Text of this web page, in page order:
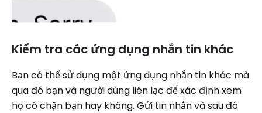
Kiểm tra các ứng dụng nhắn tin khác
Bạn có thể sử dụng một ứng dụng nhắn tin khác mà
qua đó bạn và người dùng liên lạc để xác định xem
họ có chặn bạn hay không. Gửi tin nhắn và sau đó